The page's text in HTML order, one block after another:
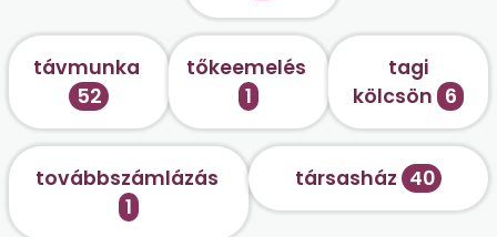
távmunka
52
tőkeemelés
1
tagi
kölcsön 6
továbbszámlázás
1
társasház 40